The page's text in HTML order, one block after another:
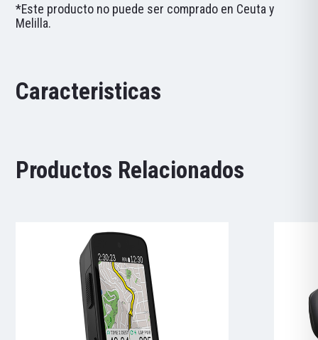
*Este producto no puede ser comprado en Ceuta y
Melilla.
Caracteristicas
Productos Relacionados